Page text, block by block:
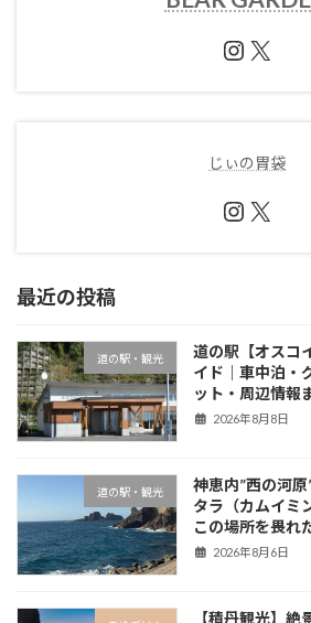
X
じぃの胃袋
X
最近の投稿
道の駅・観光
道の駅【オスコ
イド｜車中泊・
ット・周辺情報
2026年8月8日
道の駅・観光
神恵内”西の河
タラ（カムイミ
この場所を畏れ
2026年8月6日
【積丹観光】